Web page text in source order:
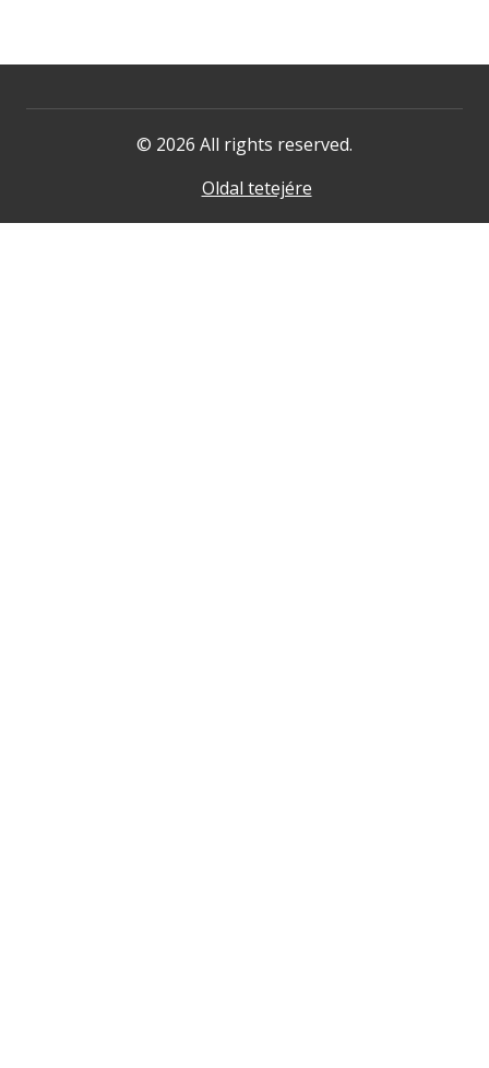
© 2026 All rights reserved.
Oldal tetejére